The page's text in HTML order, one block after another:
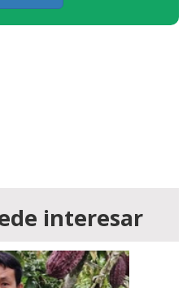
interesar